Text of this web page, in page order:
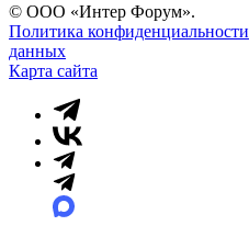
© ООО «Интер Форум».
Политика конфиденциальности
данных
Карта сайта